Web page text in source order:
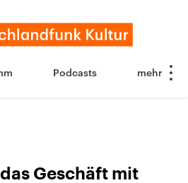
Podcasts
Geschäft mit